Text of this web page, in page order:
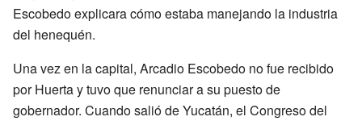
Escobedo explicara cómo estaba manejando la industria
del henequén.
Una vez en la capital, Arcadio Escobedo no fue recibido
por Huerta y tuvo que renunciar a su puesto de
gobernador. Cuando salió de Yucatán, el Congreso del